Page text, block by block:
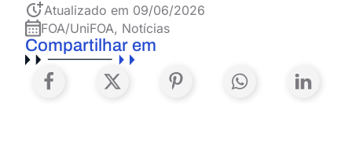
Atualizado em 09/06/2026
FOA/UniFOA, Notícias
Compartilhar em